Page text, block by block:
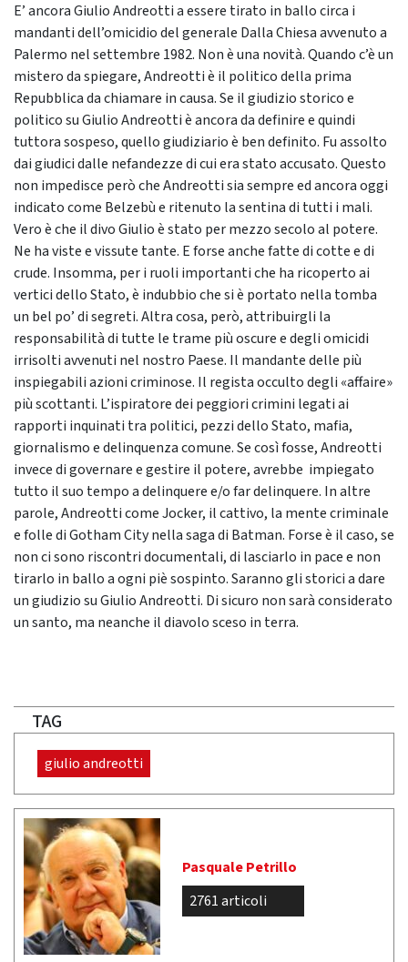
E’ ancora Giulio Andreotti a essere tirato in ballo circa i
mandanti dell’omicidio del generale Dalla Chiesa avvenuto a
Palermo nel settembre 1982. Non è una novità. Quando c’è un
mistero da spiegare, Andreotti è il politico della prima
Repubblica da chiamare in causa. Se il giudizio storico e
politico su Giulio Andreotti è ancora da definire e quindi
tuttora sospeso, quello giudiziario è ben definito. Fu assolto
dai giudici dalle nefandezze di cui era stato accusato. Questo
non impedisce però che Andreotti sia sempre ed ancora oggi
indicato come Belzebù e ritenuto la sentina di tutti i mali.
Vero è che il divo Giulio è stato per mezzo secolo al potere.
Ne ha viste e vissute tante. E forse anche fatte di cotte e di
crude. Insomma, per i ruoli importanti che ha ricoperto ai
vertici dello Stato, è indubbio che si è portato nella tomba
un bel po’ di segreti. Altra cosa, però, attribuirgli la
responsabilità di tutte le trame più oscure e degli omicidi
irrisolti avvenuti nel nostro Paese. Il mandante delle più
inspiegabili azioni criminose. Il regista occulto degli «affaire»
più scottanti. L’ispiratore dei peggiori crimini legati ai
rapporti inquinati tra politici, pezzi dello Stato, mafia,
giornalismo e delinquenza comune. Se così fosse, Andreotti
invece di governare e gestire il potere, avrebbe impiegato
tutto il suo tempo a delinquere e/o far delinquere. In altre
parole, Andreotti come Jocker, il cattivo, la mente criminale
e folle di Gotham City nella saga di Batman. Forse è il caso, se
non ci sono riscontri documentali, di lasciarlo in pace e non
tirarlo in ballo a ogni piè sospinto. Saranno gli storici a dare
un giudizio su Giulio Andreotti. Di sicuro non sarà considerato
un santo, ma neanche il diavolo sceso in terra.
TAG
giulio andreotti
Pasquale Petrillo
2761 articoli